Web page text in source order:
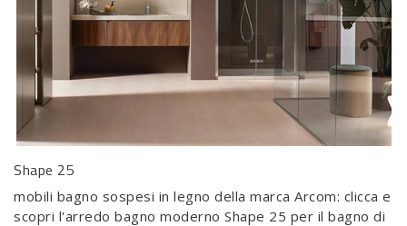
Shape 25
mobili bagno sospesi in legno della marca Arcom: clicca e
scopri l'arredo bagno moderno Shape 25 per il bagno di